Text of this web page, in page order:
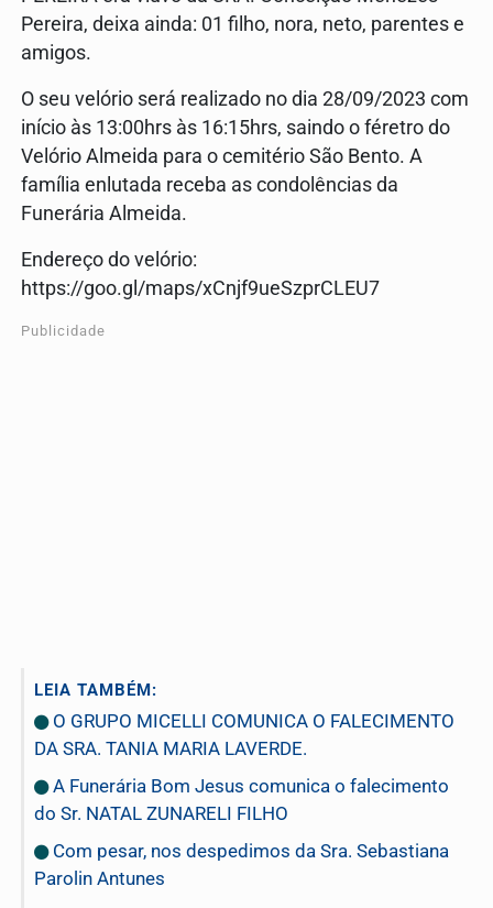
Pereira, deixa ainda: 01 filho, nora, neto, parentes e
amigos.
O seu velório será realizado no dia 28/09/2023 com
início às 13:00hrs às 16:15hrs, saindo o féretro do
Velório Almeida para o cemitério São Bento. A
família enlutada receba as condolências da
Funerária Almeida.
Endereço do velório:
https://goo.gl/maps/xCnjf9ueSzprCLEU7
Publicidade
LEIA TAMBÉM:
O GRUPO MICELLI COMUNICA O FALECIMENTO
DA SRA. TANIA MARIA LAVERDE.
A Funerária Bom Jesus comunica o falecimento
do Sr. NATAL ZUNARELI FILHO
Com pesar, nos despedimos da Sra. Sebastiana
Parolin Antunes